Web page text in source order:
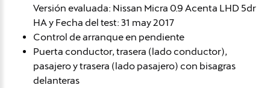
Versión evaluada: Nissan Micra 0.9 Acenta LHD 5dr
HA y Fecha del test: 31 may 2017
Control de arranque en pendiente
Puerta conductor, trasera (lado conductor),
pasajero y trasera (lado pasajero) con bisagras
delanteras